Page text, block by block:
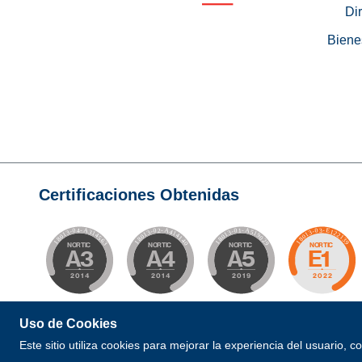
Certificaciones Obtenidas
© 2026 Todos los Derechos Reservados.
Uso de Cookies
Este sitio utiliza cookies para mejorar la experiencia del usuario,